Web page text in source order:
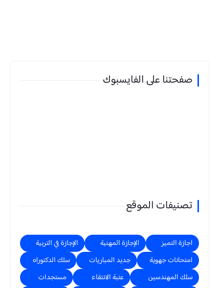
صفحتنا على الفايسبوك
تصنيفات الموقع
اجازة التميز الإجازة المهنية
الإجازة في التربية
امتحانات جهوية
جديد المباريات
سلك الدكتوراه
سلك المهندسين
عتبة الانتقاء
مستجدات